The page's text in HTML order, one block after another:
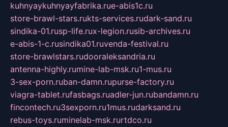
kuhnyaykuhnyayfabrika.rue-abis1c.ru
store-brawl-stars.rukts-services.rudark-sand.ru
sindika-01.rusp-life.rux-legion.rusib-archives.ru
e-abis-1-c.rusindika01.ruvenda-festival.ru
store-brawlstars.rudooraleksandria.ru
antenna-highly.rumine-lab-msk.ru1-mus.ru
3-sex-porn.ruban-damn.rupurse-factory.ru
viagra-tablet.rufasbags.ruadler-jun.rubandamn.ru
fincontech.ru3sexporn.ru1mus.rudarksand.ru
rebus-toys.ruminelab-msk.rurtdco.ru